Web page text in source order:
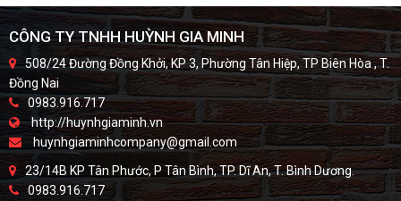
CÔNG TY TNHH HUỲNH GIA MINH
508/24 Đường Đồng Khởi, KP 3, Phường Tân Hiệp, TP Biên Hòa , T.
Đồng Nai
0983.916.717
http://huynhgiaminh.vn
huynhgiaminhcompany@gmail.com
23/14B KP Tân Phước, P Tân Bình, TP. Dĩ An, T. Bình Dương.
0983.916.717